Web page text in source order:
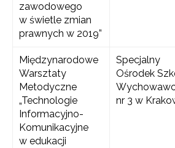
zawodowego
w świetle zmian
prawnych w 2019”
Międzynarodowe
Warsztaty
Metodyczne
„Technologie
Informacyjno-
Komunikacyjne
w edukacji
Specjalny
Ośrodek
nr 3 w